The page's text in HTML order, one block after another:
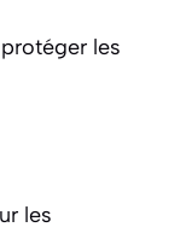
les
les